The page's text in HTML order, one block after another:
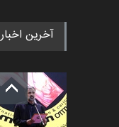
آخرین اخبار